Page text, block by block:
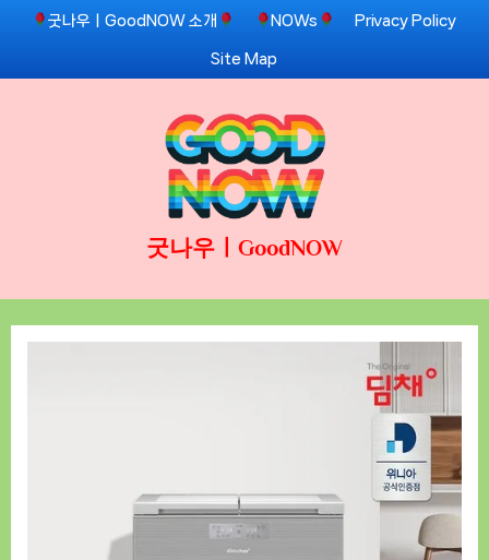
Skip
content
굿나우ㅣGoodNOW 소개 NOWs Privacy Policy
Site Map
굿나우ㅣGoodNOW